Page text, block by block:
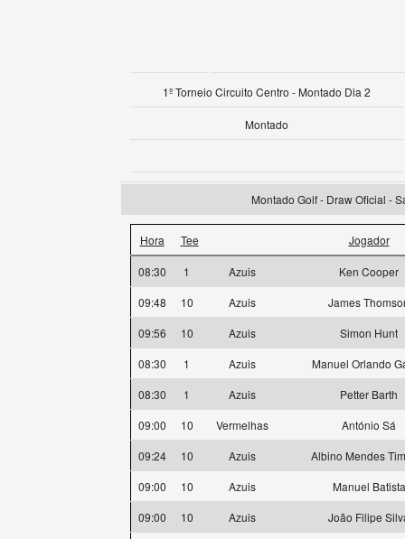
1º Torneio Circuito Centro - Montado Dia 2
Montado
Montado Golf - Draw Oficial -
Hora Tee Jogador
08:30 1 Azuis
Ken Cooper
09:48
10 Azuis
James
09:56
10 Azuis
Simon Hunt
08:30
1 Azuis
Manuel Orlando
08:30
1 Azuis
Petter Barth
09:00
10 Vermelhas
António Sá
09:24
10 Azuis
Albino Mendes
09:00
10 Azuis
Manuel Batista
09:00
10 Azuis
João Filipe